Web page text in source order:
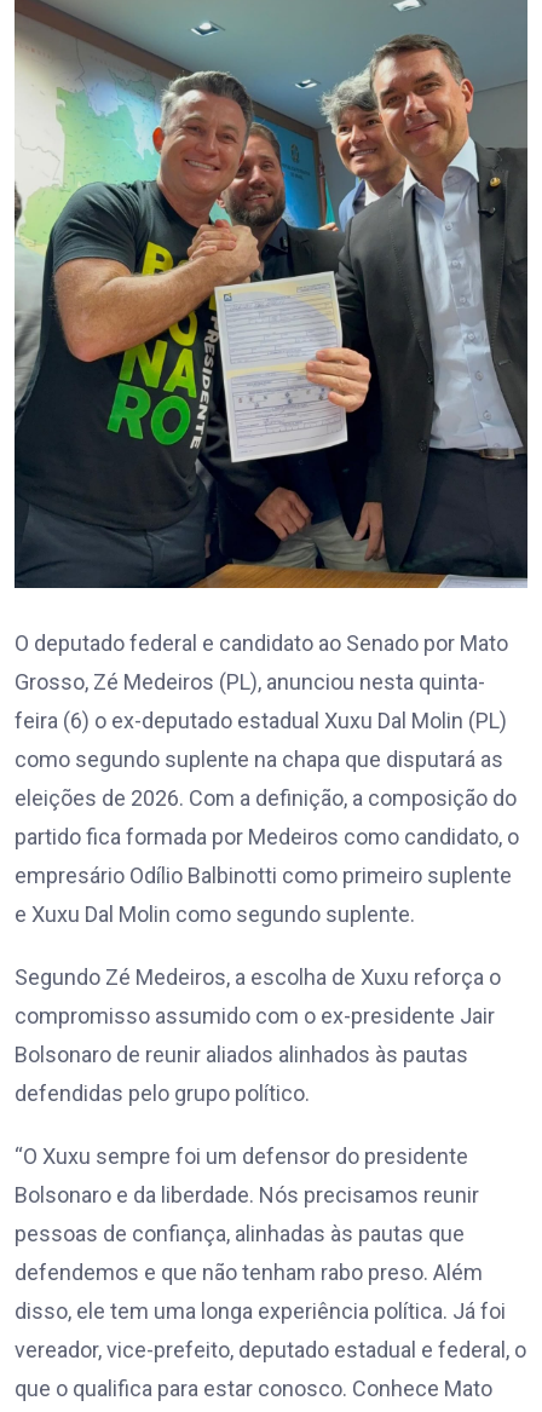
O deputado federal e candidato ao Senado por Mato
Grosso, Zé Medeiros (PL), anunciou nesta quinta-
feira (6) o ex-deputado estadual Xuxu Dal Molin (PL)
como segundo suplente na chapa que disputará as
eleições de 2026. Com a definição, a composição do
partido fica formada por Medeiros como candidato, o
empresário Odílio Balbinotti como primeiro suplente
e Xuxu Dal Molin como segundo suplente.
Segundo Zé Medeiros, a escolha de Xuxu reforça o
compromisso assumido com o ex-presidente Jair
Bolsonaro de reunir aliados alinhados às pautas
defendidas pelo grupo político.
“O Xuxu sempre foi um defensor do presidente
Bolsonaro e da liberdade. Nós precisamos reunir
pessoas de confiança, alinhadas às pautas que
defendemos e que não tenham rabo preso. Além
disso, ele tem uma longa experiência política. Já foi
vereador, vice-prefeito, deputado estadual e federal, o
que o qualifica para estar conosco. Conhece Mato